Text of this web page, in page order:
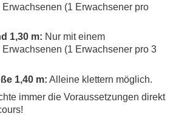
Erwachsenen (1 Erwachsener pro
1,30 m: Nur mit einem
Erwachsenen (1 Erwachsener pro 3
1,40 m: Alleine klettern möglich.
immer die Voraussetzungen direkt